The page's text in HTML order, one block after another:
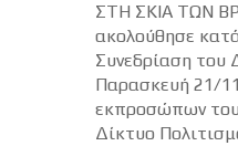
ΣΤΗ ΣΚΙΑ ΤΩΝ
ακολούθησε
Συνεδρίαση του
Παρασκευή 21/
εκπροσώπων
Δίκτυο